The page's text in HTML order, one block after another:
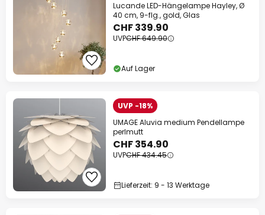
Lucande LED-Hängelampe Hayley, Ø
40 cm, 9-flg., gold, Glas
CHF 339.90
UVPCHF 649.90
Auf Lager
UVP -18%
UMAGE Aluvia medium Pendellampe
perlmutt
CHF 354.90
UVPCHF 434.45
Lieferzeit: 9 - 13 Werktage